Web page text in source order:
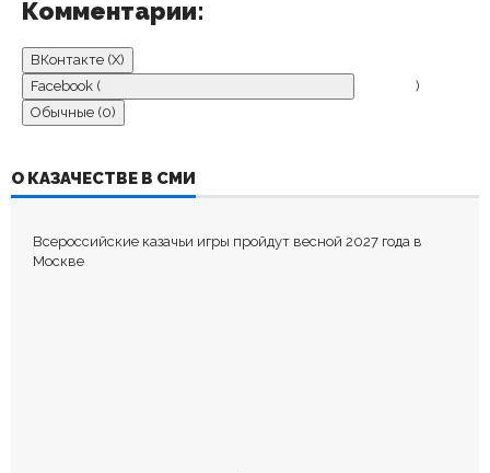
Комментарии:
ВКонтакте (X)
Facebook (
)
Обычные (0)
Пока нет комментариев.
Оставьте первый комментарий.
О КАЗАЧЕСТВЕ В СМИ
Всероссийские казачьи игры пройдут весной 2027 года в
Москве